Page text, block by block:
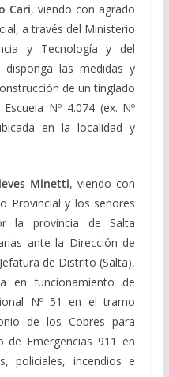
Cari, viendo con agrado
a través del Ministerio
y Tecnología y del
disponga las medidas y
de un tinglado
Nº 4.074 (ex. Nº
en la localidad y
Minetti, viendo con
Provincial y los señores
la provincia de Salta
ante la Dirección de
de Distrito (Salta),
en funcionamiento de
Nº 51 en el tramo
de los Cobres para
de Emergencias 911 en
policiales, incendios e